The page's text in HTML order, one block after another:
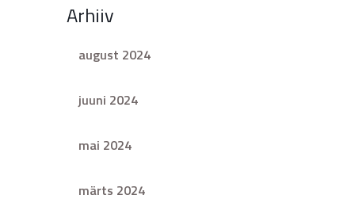
Arhiiv
august 2024
juuni 2024
mai 2024
märts 2024